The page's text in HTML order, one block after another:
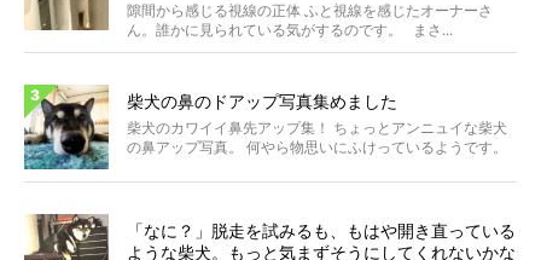
隙間から感じる視線の正体 ふと視線を感じたオーナーさ
ん。誰かに見られている気がするのです。 まさ...
柴犬の鼻のドアップ写真集めました
柴犬のカワイイ鼻先アップ集！ ちょっとアンニュイな柴犬
の鼻アップ写真。 何やら物思いにふけっているようです。
「なに？」脱走を試みるも、もはや開き直っている
ような柴犬。もっと気まずそうにしてくれないかな